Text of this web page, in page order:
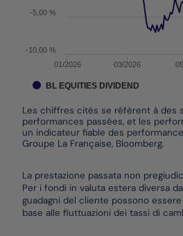
Les chiffres cités se réfèrent à des
performances passées, et les
un indicateur fiable des
Groupe La Française, Bloomberg.
01/2026 03/2026
-10,00 %
-5,00 %
BL EQUITIES DIVIDEND
La prestazione passata non
Per i fondi in valuta estera diversa
guadagni del cliente possono
base alle fluttuazioni dei tassi di